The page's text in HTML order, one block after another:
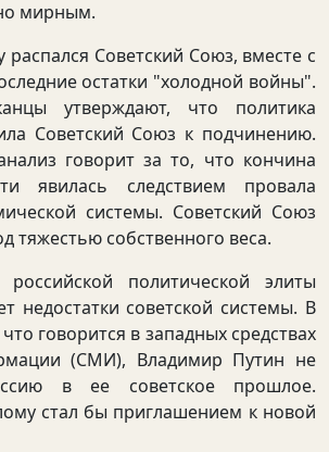
мирным.
распался Советский Союз, вместе с
остатки "холодной войны".
утверждают, что политика
Советский Союз к подчинению.
говорит за то, что кончина
явилась следствием провала
системы. Советский Союз
тяжестью собственного веса.
политической элиты
недостатки советской системы. В
говорится в западных средствах
(СМИ), Владимир Путин не
в ее советское прошлое.
стал бы приглашением к новой